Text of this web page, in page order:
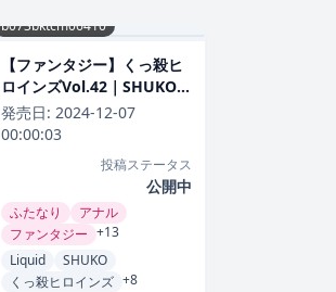
b073bktcm06410
【ファンタジー】くっ殺ヒ
ロインズVol.42｜SHUKO
評価数
発売日: 2024-12-07
00:00:03
投稿ステータス
公開中
ふたなり
アナル
ファンタジー +13
Liquid
SHUKO
くっ殺ヒロインズ +8